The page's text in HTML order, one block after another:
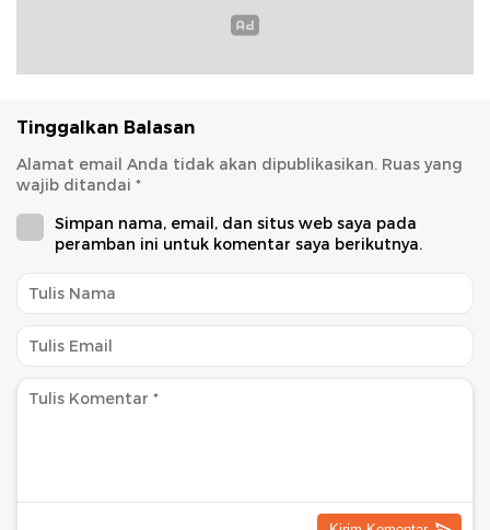
Tinggalkan Balasan
Alamat email Anda tidak akan dipublikasikan. Ruas yang
wajib ditandai *
Simpan nama, email, dan situs web saya pada
peramban ini untuk komentar saya berikutnya.